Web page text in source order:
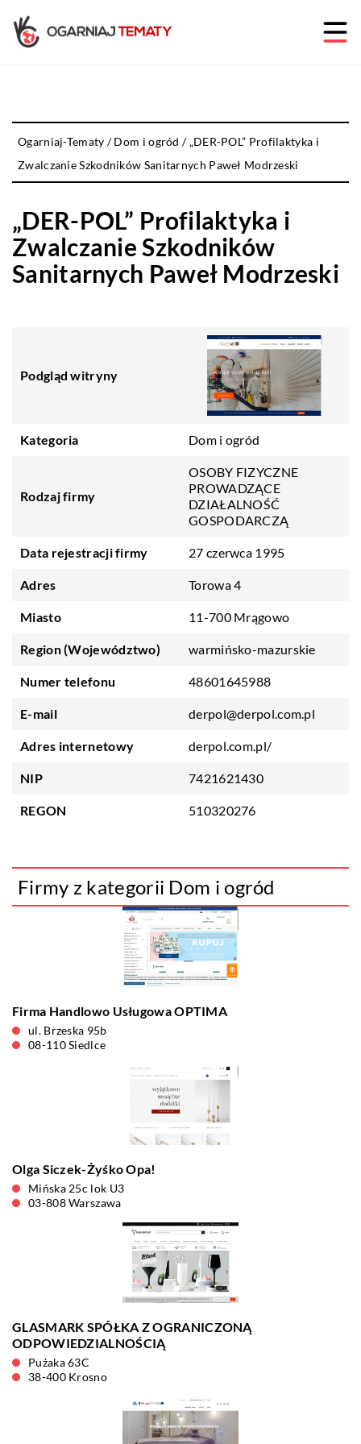
Ogarniaj-Tematy /Dom i ogród / „DER-POL” Profilaktyka i
Zwalczanie Szkodników Sanitarnych Paweł Modrzeski
„DER-POL” Profilaktyka i
Zwalczanie Szkodników
Sanitarnych Paweł Modrzeski
Podgląd witryny
Kategoria Dom i ogród
Rodzaj firmy
OSOBY FIZYCZNE
PROWADZĄCE
DZIAŁALNOŚĆ
GOSPODARCZĄ
Data rejestracji firmy 27 czerwca 1995
Adres Torowa 4
Miasto 11-700 Mrągowo
Region (Województwo) warmińsko-mazurskie
Numer telefonu 48601645988
E-mail derpol@derpol.com.pl
Adres internetowy derpol.com.pl/
NIP 7421621430
REGON 510320276
Firmy z kategorii Dom i ogród
Firma Handlowo Usługowa OPTIMA
ul. Brzeska 95b
08-110 Siedlce
Olga Siczek-Żyśko Opa!
Mińska 25c lok U3
03-808 Warszawa
GLASMARK SPÓŁKA Z OGRANICZONĄ
ODPOWIEDZIALNOŚCIĄ
Pużaka 63C
38-400 Krosno